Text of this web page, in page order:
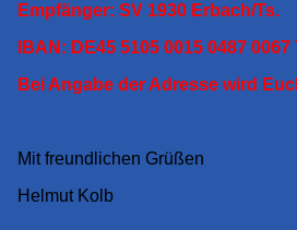
Empfänger: SV 1930 Erbach/Ts.
IBAN: DE45 5105 0015 0487 0067
Bei Angabe der Adresse wird
Mit freundlichen Grüßen
Helmut Kolb